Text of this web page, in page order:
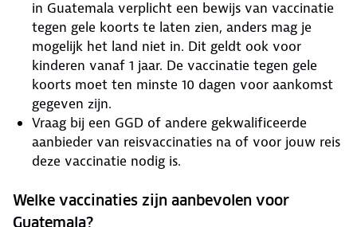
in Guatemala verplicht een bewijs van vaccinatie
tegen gele koorts te laten zien, anders mag je
mogelijk het land niet in. Dit geldt ook voor
kinderen vanaf 1 jaar. De vaccinatie tegen gele
koorts moet ten minste 10 dagen voor aankomst
gegeven zijn.
Vraag bij een GGD of andere gekwalificeerde
aanbieder van reisvaccinaties na of voor jouw reis
deze vaccinatie nodig is.
Welke vaccinaties zijn aanbevolen voor
Guatemala?